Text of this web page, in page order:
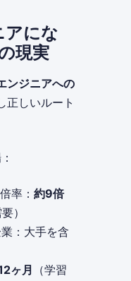
アにな
現実
ンジニアへの
正しいルート
率： 約9倍
）
：大手を含
ヶ月
（学習